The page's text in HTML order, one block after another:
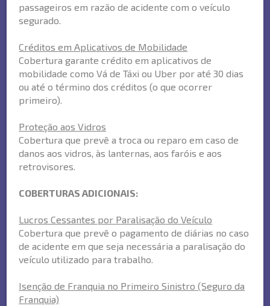
passageiros em razão de acidente com o veículo
segurado.
Créditos em Aplicativos de Mobilidade
Cobertura garante crédito em aplicativos de
mobilidade como Vá de Táxi ou Uber por até 30 dias
ou até o término dos créditos (o que ocorrer
primeiro).
Proteção aos Vidros
Cobertura que prevê a troca ou reparo em caso de
danos aos vidros, às lanternas, aos faróis e aos
retrovisores.
COBERTURAS ADICIONAIS:
Lucros Cessantes por Paralisação do Veículo
Cobertura que prevê o pagamento de diárias no caso
de acidente em que seja necessária a paralisação do
veículo utilizado para trabalho.
Isenção de Franquia no Primeiro Sinistro (Seguro da
Franquia)